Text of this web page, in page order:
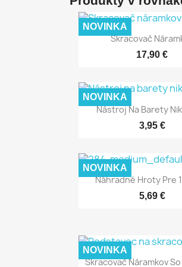
Rýchly
Skracovač
17,90 €
NOVINKA
Rýchly
Nástroj Na Barety
3,95 €
NOVINKA
Rýchly
Náhradné Hroty Pre
5,69 €
NOVINKA
Rýchly
Skracovač Náramkov
NOVINKA